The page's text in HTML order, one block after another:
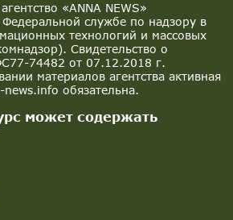
«ANNA NEWS»
Федеральной службе по надзору в
технологий и массовых
Свидетельство о
74482 от 07.12.2018 г.
материалов агентства активная
news.info обязательна.
может содержать